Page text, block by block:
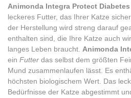
Animonda Integra Protect Diabetes
leckeres Futter, das Ihrer Katze
der Herstellung wird streng darauf
enthalten sind, die Ihre Katze auch
langes Leben braucht. Animonda
ein Futter das selbst dem größten
Mund zusammenlaufen lässt. Es
höchsten biologischem Wert. Das
Bedürfnisse der Katze abgestimmt